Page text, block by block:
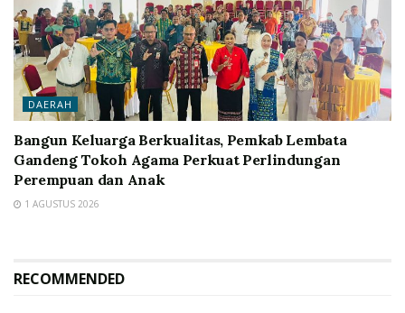
DAERAH
Bangun Keluarga Berkualitas, Pemkab Lembata
Gandeng Tokoh Agama Perkuat Perlindungan
Perempuan dan Anak
1 AGUSTUS 2026
RECOMMENDED